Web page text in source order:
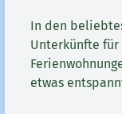
In den
Unterkünfte für
etwas